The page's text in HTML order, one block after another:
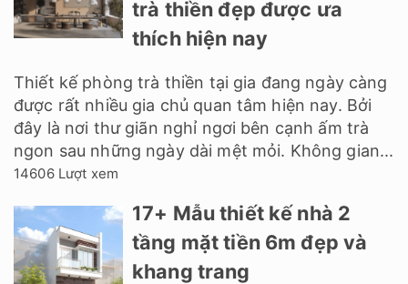
trà thiền đẹp được ưa
thích hiện nay
Thiết kế phòng trà thiền tại gia đang ngày càng
được rất nhiều gia chủ quan tâm hiện nay. Bởi
đây là nơi thư giãn nghỉ ngơi bên cạnh ấm trà
ngon sau những ngày dài mệt mỏi. Không gian...
14606 Lượt xem
17+ Mẫu thiết kế nhà 2
tầng mặt tiền 6m đẹp và
khang trang